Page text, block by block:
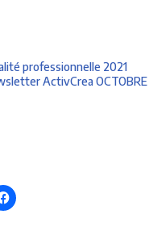
professionnelle 2021
ActivCrea OCTOBRE